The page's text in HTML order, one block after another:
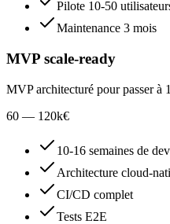
Pilote 10-50
Maintenance 3 mois
MVP scale-ready
MVP architecturé pour passer à
60 — 120k€
10-16 semaines de dev
Architecture cloud-
CI/CD complet
Tests E2E